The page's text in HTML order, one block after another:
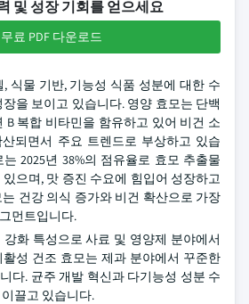
및 성장 기회를 얻으세요
무료 PDF 다운로드
식물 기반, 기능성 식품 성분에 대한 수
을 보이고 있습니다. 영양 효모는 단백
B 복합 비타민을 함유하고 있어 비건 소
되면서 주요 트렌드로 부상하고 있습
2025년 38%의 점유율로 효모 추출물
으며, 맛 증진 수요에 힘입어 성장하고
건강 의식 증가와 비건 확산으로 가장
먼트입니다.
화 특성으로 사료 및 영양제 분야에서
성 건조 효모는 제과 분야에서 꾸준한
다. 균주 개발 혁신과 다기능성 성분 수
끌고 있습니다.